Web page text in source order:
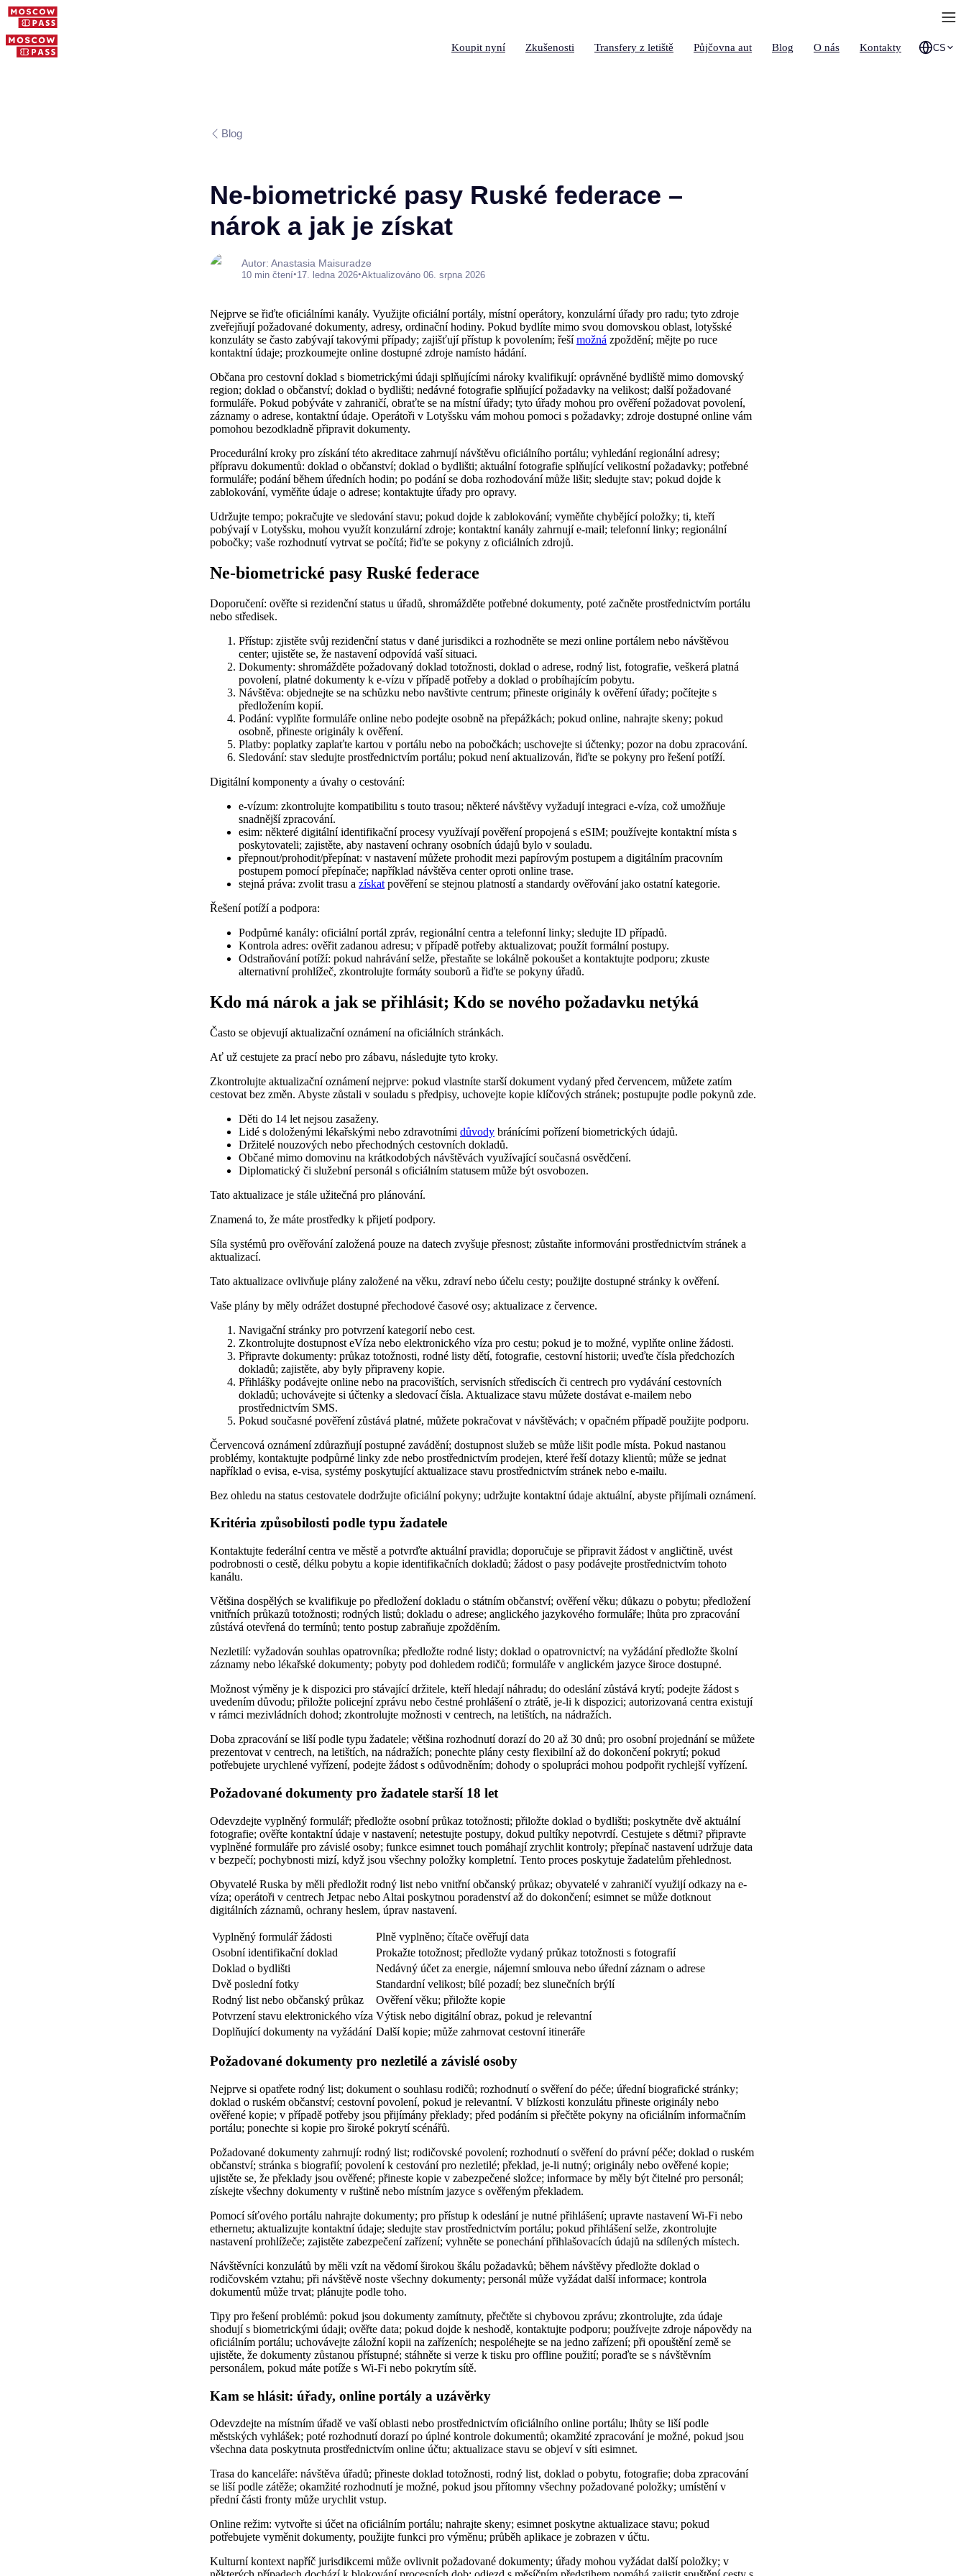
Koupit nyní Zkušenosti Transfery z letiště Půjčovna aut Blog O nás Kontakty CS
Blog
Ne-biometrické pasy Ruské federace –
nárok a jak je získat
Autor: Anastasia Maisuradze
10 min čtení•17. ledna 2026•Aktualizováno 06. srpna 2026
Nejprve se řiďte oficiálními kanály. Využijte oficiální portály, místní operátory, konzulární úřady pro radu; tyto zdroje
zveřejňují požadované dokumenty, adresy, ordinační hodiny. Pokud bydlíte mimo svou domovskou oblast, lotyšské
konzuláty se často zabývají takovými případy; zajišťují přístup k povolením; řešímožná zpoždění; mějte po ruce
kontaktní údaje; prozkoumejte online dostupné zdroje namísto hádání.
Občana pro cestovní doklad s biometrickými údaji splňujícími nároky kvalifikují: oprávněné bydliště mimo domovský
region; doklad o občanství; doklad o bydlišti; nedávné fotografie splňující požadavky na velikost; další požadované
formuláře. Pokud pobýváte v zahraničí, obraťte se na místní úřady; tyto úřady mohou pro ověření požadovat povolení,
záznamy o adrese, kontaktní údaje. Operátoři v Lotyšsku vám mohou pomoci s požadavky; zdroje dostupné online vám
pomohou bezodkladně připravit dokumenty.
Procedurální kroky pro získání této akreditace zahrnují návštěvu oficiálního portálu; vyhledání regionální adresy;
přípravu dokumentů: doklad o občanství; doklad o bydlišti; aktuální fotografie splňující velikostní požadavky; potřebné
formuláře; podání během úředních hodin; po podání se doba rozhodování může lišit; sledujte stav; pokud dojde k
zablokování, vyměňte údaje o adrese; kontaktujte úřady pro opravy.
Udržujte tempo; pokračujte ve sledování stavu; pokud dojde k zablokování; vyměňte chybějící položky; ti, kteří
pobývají v Lotyšsku, mohou využít konzulární zdroje; kontaktní kanály zahrnují e-mail; telefonní linky; regionální
pobočky; vaše rozhodnutí vytrvat se počítá; řiďte se pokyny z oficiálních zdrojů.
Ne-biometrické pasy Ruské federace
Doporučení: ověřte si rezidenční status u úřadů, shromážděte potřebné dokumenty, poté začněte prostřednictvím portálu
nebo středisek.
Přístup: zjistěte svůj rezidenční status v dané jurisdikci a rozhodněte se mezi online portálem nebo návštěvou
center; ujistěte se, že nastavení odpovídá vaší situaci.
Dokumenty: shromážděte požadovaný doklad totožnosti, doklad o adrese, rodný list, fotografie, veškerá platná
povolení, platné dokumenty k e-vízu v případě potřeby a doklad o probíhajícím pobytu.
Návštěva: objednejte se na schůzku nebo navštivte centrum; přineste originály k ověření úřady; počítejte s
předložením kopií.
Podání: vyplňte formuláře online nebo podejte osobně na přepážkách; pokud online, nahrajte skeny; pokud
osobně, přineste originály k ověření.
Platby: poplatky zaplaťte kartou v portálu nebo na pobočkách; uschovejte si účtenky; pozor na dobu zpracování.
Sledování: stav sledujte prostřednictvím portálu; pokud není aktualizován, řiďte se pokyny pro řešení potíží.
Digitální komponenty a úvahy o cestování:
e-vízum: zkontrolujte kompatibilitu s touto trasou; některé návštěvy vyžadují integraci e-víza, což umožňuje
snadnější zpracování.
esim: některé digitální identifikační procesy využívají pověření propojená s eSIM; používejte kontaktní místa s
poskytovateli; zajistěte, aby nastavení ochrany osobních údajů bylo v souladu.
přepnout/prohodit/přepínat: v nastavení můžete prohodit mezi papírovým postupem a digitálním pracovním
postupem pomocí přepínače; například návštěva center oproti online trase.
stejná práva: zvolit trasu a získat pověření se stejnou platností a standardy ověřování jako ostatní kategorie.
Řešení potíží a podpora:
Podpůrné kanály: oficiální portál zpráv, regionální centra a telefonní linky; sledujte ID případů.
Kontrola adres: ověřit zadanou adresu; v případě potřeby aktualizovat; použít formální postupy.
Odstraňování potíží: pokud nahrávání selže, přestaňte se lokálně pokoušet a kontaktujte podporu; zkuste
alternativní prohlížeč, zkontrolujte formáty souborů a řiďte se pokyny úřadů.
Kdo má nárok a jak se přihlásit; Kdo se nového požadavku netýká
Často se objevují aktualizační oznámení na oficiálních stránkách.
Ať už cestujete za prací nebo pro zábavu, následujte tyto kroky.
Zkontrolujte aktualizační oznámení nejprve: pokud vlastníte starší dokument vydaný před červencem, můžete zatím
cestovat bez změn. Abyste zůstali v souladu s předpisy, uchovejte kopie klíčových stránek; postupujte podle pokynů zde.
Děti do 14 let nejsou zasaženy.
Lidé s doloženými lékařskými nebo zdravotními důvody bránícími pořízení biometrických údajů.
Držitelé nouzových nebo přechodných cestovních dokladů.
Občané mimo domovinu na krátkodobých návštěvách využívající současná osvědčení.
Diplomatický či služební personál s oficiálním statusem může být osvobozen.
Tato aktualizace je stále užitečná pro plánování.
Znamená to, že máte prostředky k přijetí podpory.
Síla systémů pro ověřování založená pouze na datech zvyšuje přesnost; zůstaňte informováni prostřednictvím stránek a
aktualizací.
Tato aktualizace ovlivňuje plány založené na věku, zdraví nebo účelu cesty; použijte dostupné stránky k ověření.
Vaše plány by měly odrážet dostupné přechodové časové osy; aktualizace z července.
Navigační stránky pro potvrzení kategorií nebo cest.
Zkontrolujte dostupnost eVíza nebo elektronického víza pro cestu; pokud je to možné, vyplňte online žádosti.
Připravte dokumenty: průkaz totožnosti, rodné listy dětí, fotografie, cestovní historii; uveďte čísla předchozích
dokladů; zajistěte, aby byly připraveny kopie.
Přihlášky podávejte online nebo na pracovištích, servisních střediscích či centrech pro vydávání cestovních
dokladů; uchovávejte si účtenky a sledovací čísla. Aktualizace stavu můžete dostávat e-mailem nebo
prostřednictvím SMS.
Pokud současné pověření zůstává platné, můžete pokračovat v návštěvách; v opačném případě použijte podporu.
Červencová oznámení zdůrazňují postupné zavádění; dostupnost služeb se může lišit podle místa. Pokud nastanou
problémy, kontaktujte podpůrné linky zde nebo prostřednictvím prodejen, které řeší dotazy klientů; může se jednat
například o evisa, e-visa, systémy poskytující aktualizace stavu prostřednictvím stránek nebo e-mailu.
Bez ohledu na status cestovatele dodržujte oficiální pokyny; udržujte kontaktní údaje aktuální, abyste přijímali oznámení.
Kritéria způsobilosti podle typu žadatele
Kontaktujte federální centra ve městě a potvrďte aktuální pravidla; doporučuje se připravit žádost v angličtině, uvést
podrobnosti o cestě, délku pobytu a kopie identifikačních dokladů; žádost o pasy podávejte prostřednictvím tohoto
kanálu.
Většina dospělých se kvalifikuje po předložení dokladu o státním občanství; ověření věku; důkazu o pobytu; předložení
vnitřních průkazů totožnosti; rodných listů; dokladu o adrese; anglického jazykového formuláře; lhůta pro zpracování
zůstává otevřená do termínů; tento postup zabraňuje zpožděním.
Nezletilí: vyžadován souhlas opatrovníka; předložte rodné listy; doklad o opatrovnictví; na vyžádání předložte školní
záznamy nebo lékařské dokumenty; pobyty pod dohledem rodičů; formuláře v anglickém jazyce široce dostupné.
Možnost výměny je k dispozici pro stávající držitele, kteří hledají náhradu; do odeslání zůstává krytí; podejte žádost s
uvedením důvodu; přiložte policejní zprávu nebo čestné prohlášení o ztrátě, je-li k dispozici; autorizovaná centra existují
v rámci mezivládních dohod; zkontrolujte možnosti v centrech, na letištích, na nádražích.
Doba zpracování se liší podle typu žadatele; většina rozhodnutí dorazí do 20 až 30 dnů; pro osobní projednání se můžete
prezentovat v centrech, na letištích, na nádražích; ponechte plány cesty flexibilní až do dokončení pokrytí; pokud
potřebujete urychlené vyřízení, podejte žádost s odůvodněním; dohody o spolupráci mohou podpořit rychlejší vyřízení.
Požadované dokumenty pro žadatele starší 18 let
Odevzdejte vyplněný formulář; předložte osobní průkaz totožnosti; přiložte doklad o bydlišti; poskytněte dvě aktuální
fotografie; ověřte kontaktní údaje v nastavení; netestujte postupy, dokud pultíky nepotvrdí. Cestujete s dětmi? připravte
vyplněné formuláře pro závislé osoby; funkce esimnet touch pomáhají zrychlit kontroly; přepínač nastavení udržuje data
v bezpečí; pochybnosti mizí, když jsou všechny položky kompletní. Tento proces poskytuje žadatelům přehlednost.
Obyvatelé Ruska by měli předložit rodný list nebo vnitřní občanský průkaz; obyvatelé v zahraničí využijí odkazy na e-
víza; operátoři v centrech Jetpac nebo Altai poskytnou poradenství až do dokončení; esimnet se může dotknout
digitálních záznamů, ochrany heslem, úprav nastavení.
Vyplněný formulář žádosti
Plně vyplněno; čítače ověřují data
Osobní identifikační doklad
Prokažte totožnost; předložte vydaný průkaz totožnosti s fotografií
Doklad o bydlišti
Nedávný účet za energie, nájemní smlouva nebo úřední záznam o adrese
Dvě poslední fotky
Standardní velikost; bílé pozadí; bez slunečních brýlí
Rodný list nebo občanský průkaz
Ověření věku; přiložte kopie
Potvrzení stavu elektronického víza Výtisk nebo digitální obraz, pokud je relevantní
Doplňující dokumenty na vyžádání Další kopie; může zahrnovat cestovní itineráře
Požadované dokumenty pro nezletilé a závislé osoby
Nejprve si opatřete rodný list; dokument o souhlasu rodičů; rozhodnutí o svěření do péče; úřední biografické stránky;
doklad o ruském občanství; cestovní povolení, pokud je relevantní. V blízkosti konzulátu přineste originály nebo
ověřené kopie; v případě potřeby jsou přijímány překlady; před podáním si přečtěte pokyny na oficiálním informačním
portálu; ponechte si kopie pro široké pokrytí scénářů.
Požadované dokumenty zahrnují: rodný list; rodičovské povolení; rozhodnutí o svěření do právní péče; doklad o ruském
občanství; stránka s biografií; povolení k cestování pro nezletilé; překlad, je-li nutný; originály nebo ověřené kopie;
ujistěte se, že překlady jsou ověřené; přineste kopie v zabezpečené složce; informace by měly být čitelné pro personál;
získejte všechny dokumenty v ruštině nebo místním jazyce s ověřeným překladem.
Pomocí síťového portálu nahrajte dokumenty; pro přístup k odeslání je nutné přihlášení; upravte nastavení Wi-Fi nebo
ethernetu; aktualizujte kontaktní údaje; sledujte stav prostřednictvím portálu; pokud přihlášení selže, zkontrolujte
nastavení prohlížeče; zajistěte zabezpečení zařízení; vyhněte se ponechání přihlašovacích údajů na sdílených místech.
Návštěvníci konzulátů by měli vzít na vědomí širokou škálu požadavků; během návštěvy předložte doklad o
rodičovském vztahu; při návštěvě noste všechny dokumenty; personál může vyžádat další informace; kontrola
dokumentů může trvat; plánujte podle toho.
Tipy pro řešení problémů: pokud jsou dokumenty zamítnuty, přečtěte si chybovou zprávu; zkontrolujte, zda údaje
shodují s biometrickými údaji; ověřte data; pokud dojde k neshodě, kontaktujte podporu; používejte zdroje nápovědy na
oficiálním portálu; uchovávejte záložní kopii na zařízeních; nespoléhejte se na jedno zařízení; při opouštění země se
ujistěte, že dokumenty zůstanou přístupné; stáhněte si verze k tisku pro offline použití; poraďte se s návštěvním
personálem, pokud máte potíže s Wi-Fi nebo pokrytím sítě.
Kam se hlásit: úřady, online portály a uzávěrky
Odevzdejte na místním úřadě ve vaší oblasti nebo prostřednictvím oficiálního online portálu; lhůty se liší podle
městských vyhlášek; poté rozhodnutí dorazí po úplné kontrole dokumentů; okamžité zpracování je možné, pokud jsou
všechna data poskytnuta prostřednictvím online účtu; aktualizace stavu se objeví v síti esimnet.
Trasa do kanceláře: návštěva úřadů; přineste doklad totožnosti, rodný list, doklad o pobytu, fotografie; doba zpracování
se liší podle zátěže; okamžité rozhodnutí je možné, pokud jsou přítomny všechny požadované položky; umístění v
přední části fronty může urychlit vstup.
Online režim: vytvořte si účet na oficiálním portálu; nahrajte skeny; esimnet poskytne aktualizace stavu; pokud
potřebujete vyměnit dokumenty, použijte funkci pro výměnu; průběh aplikace je zobrazen v účtu.
Kulturní kontext napříč jurisdikcemi může ovlivnit požadované dokumenty; úřady mohou vyžádat další položky; v